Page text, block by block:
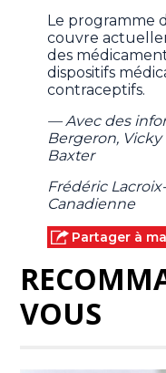
Le programme
couvre
des
dispositifs
contraceptifs.
— Avec des
Bergeron,
Baxter
Frédéric
Canadienne
Partager à
VOUS